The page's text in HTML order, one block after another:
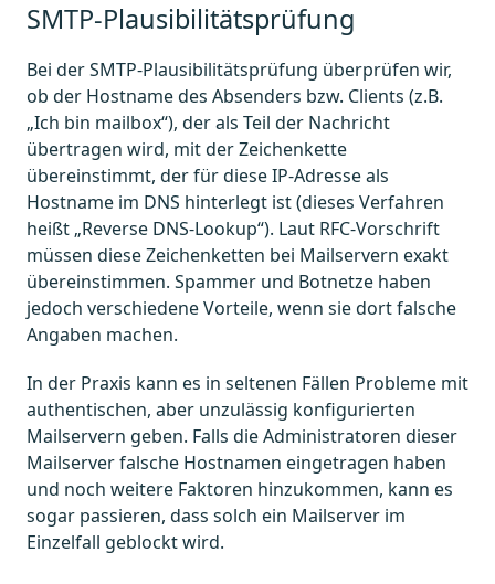
SMTP-Plausibilitätsprüfung
Bei der SMTP-Plausibilitätsprüfung überprüfen wir,
ob der Hostname des Absenders bzw. Clients (z.B.
„Ich bin mailbox“), der als Teil der Nachricht
übertragen wird, mit der Zeichenkette
übereinstimmt, der für diese IP-Adresse als
Hostname im DNS hinterlegt ist (dieses Verfahren
heißt „Reverse DNS-Lookup“). Laut RFC-Vorschrift
müssen diese Zeichenketten bei Mailservern exakt
übereinstimmen. Spammer und Botnetze haben
jedoch verschiedene Vorteile, wenn sie dort falsche
Angaben machen.
In der Praxis kann es in seltenen Fällen Probleme mit
authentischen, aber unzulässig konfigurierten
Mailservern geben. Falls die Administratoren dieser
Mailserver falsche Hostnamen eingetragen haben
und noch weitere Faktoren hinzukommen, kann es
sogar passieren, dass solch ein Mailserver im
Einzelfall geblockt wird.